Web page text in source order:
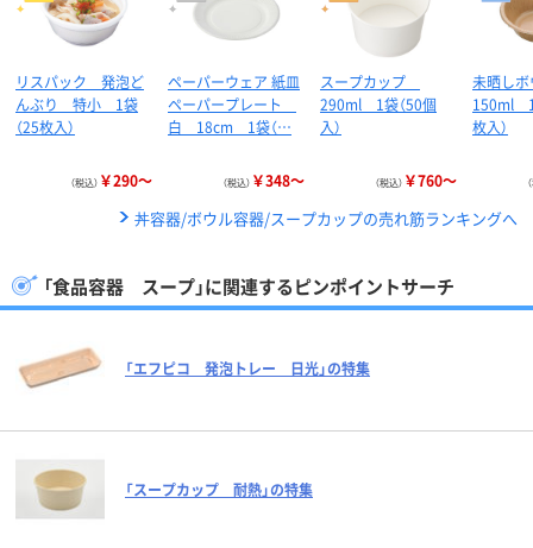
リスパック 発泡ど
んぶり 特小 1袋
（25枚入）
（税込） ￥290～
ペーパーウェア 紙皿
ペーパープレート
白 18cm 1袋（…
（税込） ￥348～
スープカップ
290ml 1袋（50個
入）
（税込） ￥760～
未晒し
150ml 1
枚入）
丼容器/ボウル容器/スープカップの売れ筋ランキングへ
「食品容器 スープ」に関連するピンポイントサーチ
「エフピコ 発泡トレー 日光」の特集
「スープカップ 耐熱」の特集